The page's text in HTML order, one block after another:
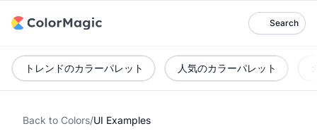
Search
トレンドのカラーパレット 人気のカラーパレット
Back to Colors/UI Examples